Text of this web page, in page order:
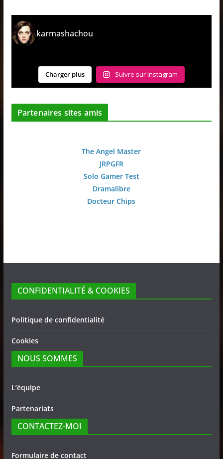
karmashachou
Charger plus Suivre sur Instagram
Partenaires sites amis
The Angel Master
JRPGFR
Solo Gamer Test
Dramalibre
Docteur Chips
CONFIDENTIALITÉ & COOKIES
Politique de confidentialité
Cookies
NOUS SOMMES
L’équipe
Partenariats
CONTACTEZ-MOI
Formulaire de contact